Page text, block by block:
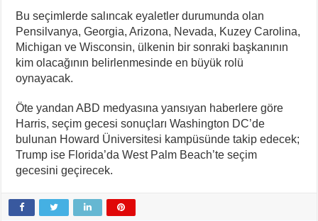
Bu seçimlerde salıncak eyaletler durumunda olan
Pensilvanya, Georgia, Arizona, Nevada, Kuzey Carolina,
Michigan ve Wisconsin, ülkenin bir sonraki başkanının
kim olacağının belirlenmesinde en büyük rolü
oynayacak.
Öte yandan ABD medyasına yansıyan haberlere göre
Harris, seçim gecesi sonuçları Washington DC’de
bulunan Howard Üniversitesi kampüsünde takip edecek;
Trump ise Florida’da West Palm Beach’te seçim
gecesini geçirecek.